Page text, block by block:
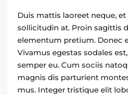
Duis mattis laoreet neque,
sollicitudin at. Proin sagittis
elementum pretium. Donec
Vivamus egestas sodales
semper eu. Cum sociis
magnis dis parturient
mus. Integer tristique elit